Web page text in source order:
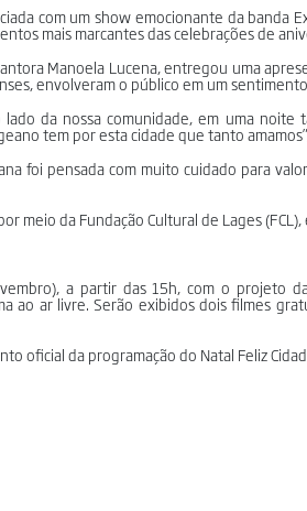
com um show emocionante da banda
mais marcantes das celebrações de
Manoela Lucena, entregou uma
envolveram o público em um
da nossa comunidade, em uma
tem por esta cidade que tanto
foi pensada com muito cuidado para
meio da Fundação Cultural de Lages (FCL),
a partir das 15h, com o projeto da
ao ar livre. Serão exibidos dois filmes
oficial da programação do Natal Feliz